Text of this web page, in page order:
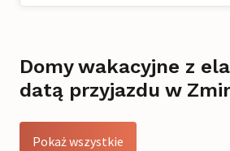
Domy wakacyjne z
datą przyjazdu w
Pokaż wszystkie